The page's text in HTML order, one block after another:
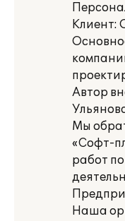
Клиент:
Автор
Мы
«Софт-
работ
Наша